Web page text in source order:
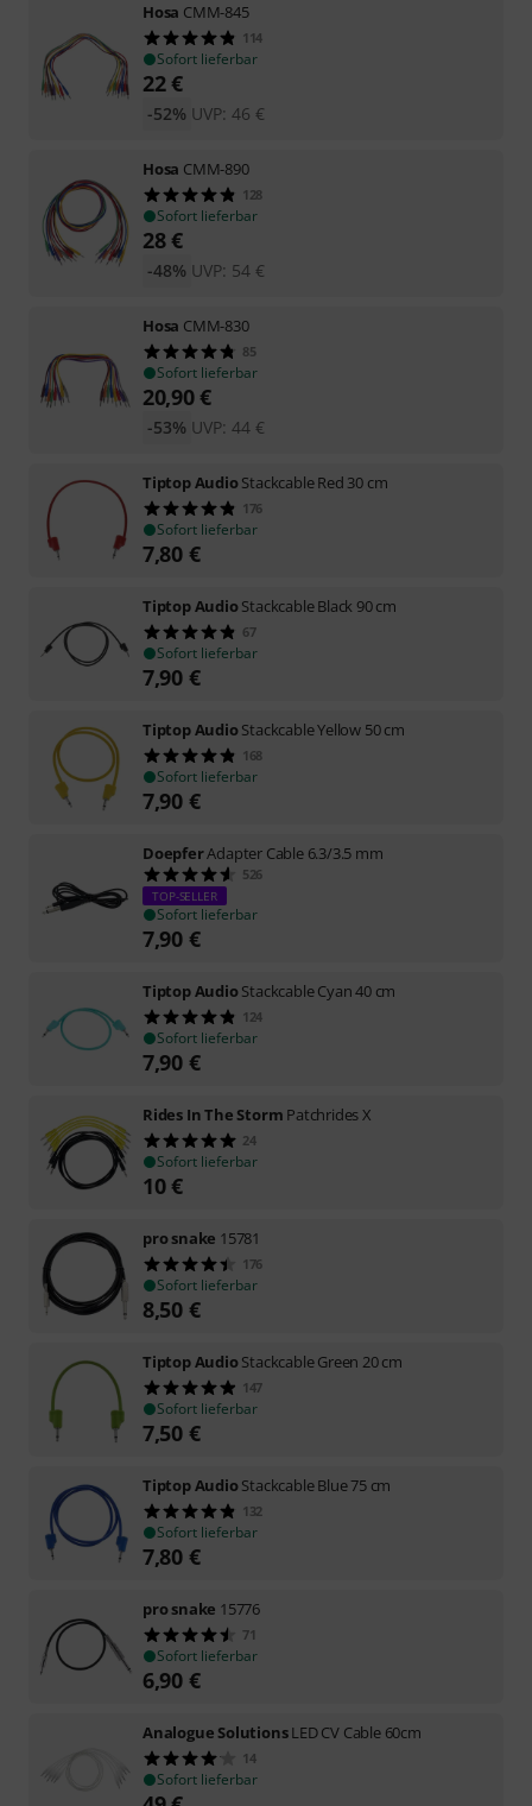
Hosa CMM-845
114
Sofort lieferbar
22€
UVP: 46 €
-52%
Hosa CMM-890
128
Sofort lieferbar
28€
UVP: 54 €
-48%
Hosa CMM-830
85
Sofort lieferbar
20,90€
UVP: 44 €
-53%
Tiptop AudioStackcable Red 30 cm
176
Sofort lieferbar
7,80 €
Tiptop AudioStackcable Black 90 cm
67
Sofort lieferbar
7,90 €
Tiptop AudioStackcable Yellow 50 cm
168
Sofort lieferbar
7,90 €
DoepferAdapter Cable 6.3/3.5 mm
526
TOP-SELLER
Sofort lieferbar
7,90 €
Tiptop AudioStackcable Cyan 40 cm
124
Sofort lieferbar
7,90 €
Rides In The Storm Patchrides X
24
Sofort lieferbar
10€
pro snake 15781
176
Sofort lieferbar
8,50 €
Tiptop AudioStackcable Green 20 cm
147
Sofort lieferbar
7,50 €
Tiptop AudioStackcable Blue 75 cm
132
Sofort lieferbar
7,80 €
pro snake 15776
71
Sofort lieferbar
6,90 €
Analogue SolutionsLED CV Cable 60cm
14
Sofort lieferbar